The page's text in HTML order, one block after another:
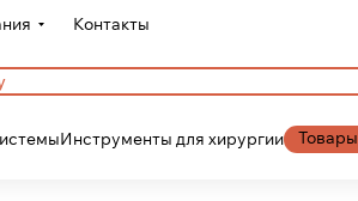
Контакты
Инструменты для хирургии